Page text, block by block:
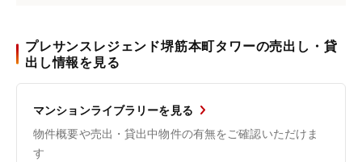
プレサンスレジェンド堺筋本町タワーの売出し・貸
出し情報を見る
マンションライブラリーを見る
物件概要や売出・貸出中物件の有無をご確認いただけま
す